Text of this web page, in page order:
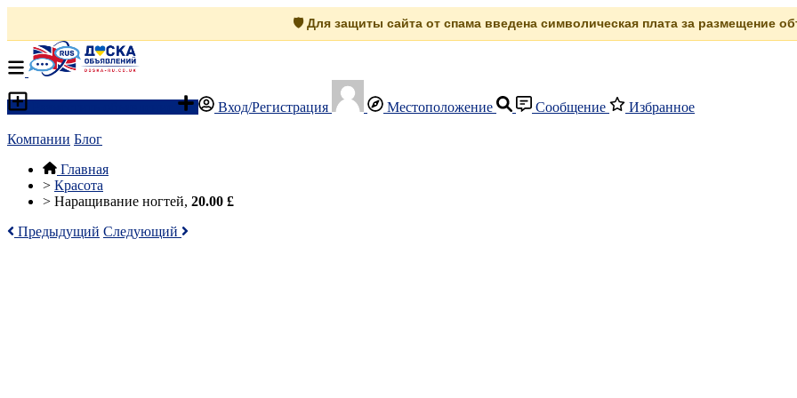
🛡️ Для защиты сайта от спама введена символическая плата за размещение
Вход/Регистрация Местоположение Сообщение Избранное
Компании Блог
Главная
> Красота
> Наращивание ногтей, 20.00 £
Предыдущий Следующий